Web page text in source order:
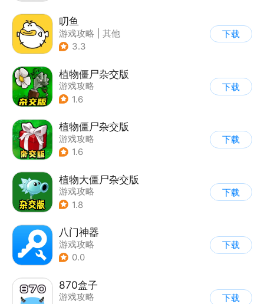
叨鱼
游戏攻略
其他
3.3
下载
植物僵尸杂交版
游戏攻略
1.6
下载
植物僵尸杂交版
游戏攻略
1.6
下载
植物大僵尸杂交版
游戏攻略
1.8
下载
八门神器
游戏攻略
0.0
下载
870盒子
游戏攻略
下载